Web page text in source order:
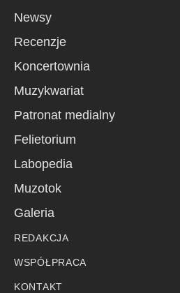
Newsy
Recenzje
Koncertownia
Muzykwariat
Patronat medialny
Felietorium
Labopedia
Muzotok
Galeria
REDAKCJA
WSPÓŁPRACA
KONTAKT